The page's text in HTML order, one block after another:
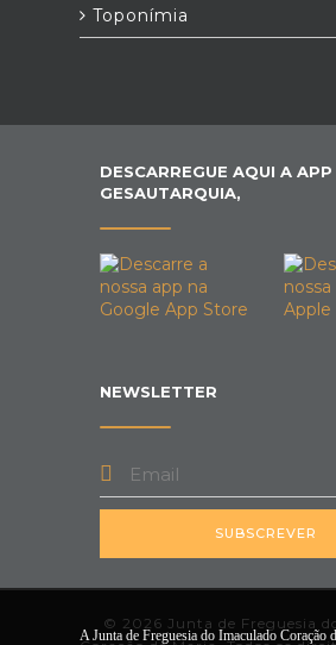
Toponímia
DESCARREGUE AQUI A APP
GESAUTARQUIA,
NEWSLETTER
SUBSCREVER
© 2026 Junta de Freguesia
A Junta de Freguesia do Imaculado Coração